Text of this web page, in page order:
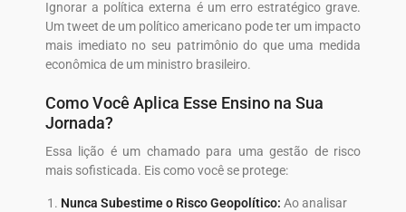
Ignorar a política externa é um erro estratégico grave.
Um tweet de um político americano pode ter um impacto
mais imediato no seu patrimônio do que uma medida
econômica de um ministro brasileiro.
Como Você Aplica Esse Ensino na Sua
Jornada?
Essa lição é um chamado para uma gestão de risco
mais sofisticada. Eis como você se protege:
Nunca Subestime o Risco Geopolítico: Ao analisar